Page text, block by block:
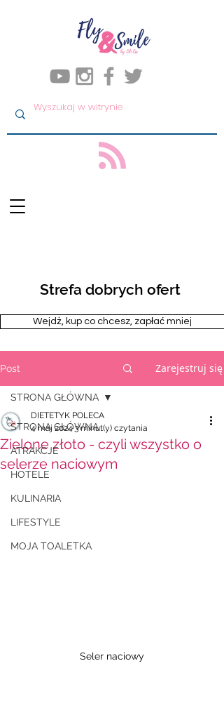
Strefa dobrych ofert
Wejdż, kup co chcesz, zapłać mniej
Post Zarejestruj się
STRONA GŁÓWNA
ATRAKCJE
HOTELE
KULINARIA
LIFESTYLE
MOJA TOALETKA
STRONA GŁÓWNA
Zielone złoto - czyli wszystko o
selerze naciowym
DIETETYK POLECA
4 maj 20243 minut(y) czytania
Seler naciowy